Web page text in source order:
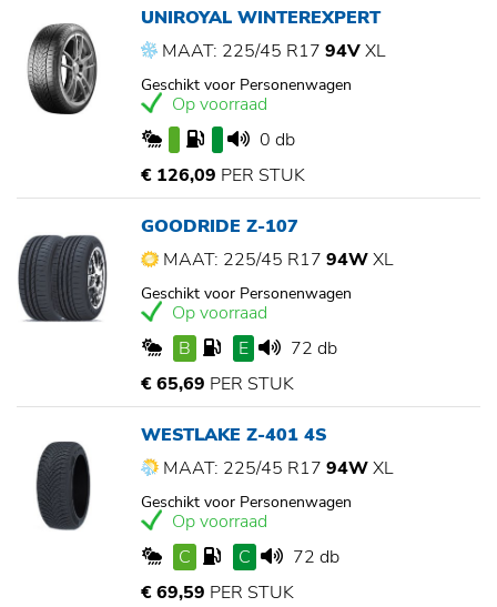
UNIROYAL WINTEREXPERT
MAAT: 225/45 R17 94VXL
Geschikt voor Personenwagen
Op voorraad
0 db
€ 126,09 PER STUK
GOODRIDE Z-107
MAAT: 225/45 R17 94WXL
Geschikt voor Personenwagen
Op voorraad
B
E
72 db
€ 65,69 PER STUK
WESTLAKE Z-401 4S
MAAT: 225/45 R17 94WXL
Geschikt voor Personenwagen
Op voorraad
C
C
72 db
€ 69,59 PER STUK